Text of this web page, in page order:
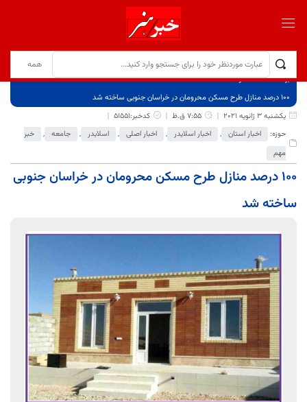
برگ نخست
نوشته‌ها
۱۰۰ درصد منازل طرح مسکن محرومان در خراسان جنوبی ساخته شد
یکشنبه 3 ژانویه 2021
7:55 ق.ظ
کدخبر:51551
حوزه:
اخبار استان , اخبار اسلایدر , اخبار اصلی , اسلایدر , جامعه ,
خبر
مهم
۱۰۰ درصد منازل طرح مسکن محرومان در خراسان جنوبی
ساخته شد